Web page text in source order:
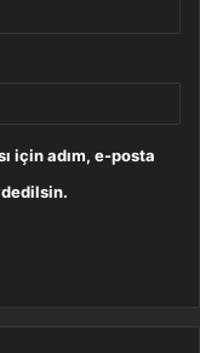
için adım, e-posta